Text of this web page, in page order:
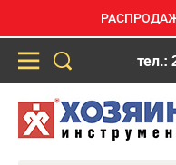
тел.: